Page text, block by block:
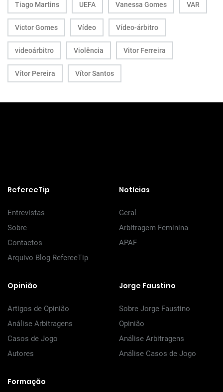
Tiago Martins UEFA Vanessa Gomes VAR
Victor Gomes Vídeo Vídeo-árbitro
videoárbitro Violência Vitor Ferreira
Vítor Pereira Vítor Santos
RefereeTip
Entrevistas
Sobre
Contactos
Arquivo Blog RefereeTip
Notícias
Geral
Arbitragem Feminina
APAF
Opinião
Artigos de Opinião
Análise Arbitragens
Casos de Jogo
Autores
Jorge Faustino
Sobre Jorge Faustino
Opinião
Análise Arbitragens
Análise Casos de Jogo
Formação